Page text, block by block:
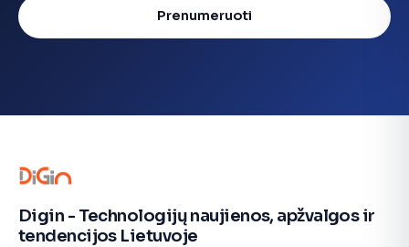
Prenumeruoti
Digin - Technologijų naujienos, apžvalgos ir
tendencijos Lietuvoje